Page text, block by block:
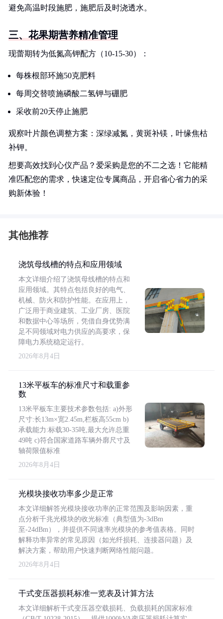
避免高温时段施肥，施肥后及时浇透水。
三、花果期营养精准管理
现蕾期转为低氮高钾配方（10-15-30）：
每株根部环施50克肥料
每周交替喷施磷酸二氢钾与硼肥
采收前20天停止施肥
观察叶片颜色调整方案：深绿减氮，黄斑补镁，叶缘焦枯
补钾。
想要高效找到心仪产品？爱采购是您的不二之选！它能精
准匹配您的需求，快速定位专属商品，开启省心省力的采
购新体验！
其他推荐
浇筑母线槽的特点和应用领域
本文详细介绍了浇筑母线槽的特点和
应用领域。其特点包括良好的电气、
机械、防火和防护性能。在应用上，
广泛用于商业建筑、工业厂房、医院
和数据中心等场所，凭借自身优势满
足不同领域对电力供应的高要求，保
障电力系统稳定运行。
2026年8月4日
13米平板车的标准尺寸和载重参
数
13米平板车主要技术参数包括: a)外形
尺寸:长13m×宽2.45m,栏板高55cm b)
承载能力:标载30-35吨,最大允许总重
49吨 c)符合国家道路车辆外廓尺寸及
轴荷限值标准
2026年8月4日
光模块接收功率多少是正常
本文详细解答光模块接收功率的正常范围及影响因素，重
点分析千兆光模块的收光标准（典型值为-3dBm
至-24dBm），并提供不同速率光模块的参考值表格。同时
解释功率异常的常见原因（如光纤损耗、连接器问题）及
解决方案，帮助用户快速判断网络性能问题。
2026年8月4日
干式变压器损耗标准一览表及计算方法
本文详细解析干式变压器空载损耗、负载损耗的国家标准